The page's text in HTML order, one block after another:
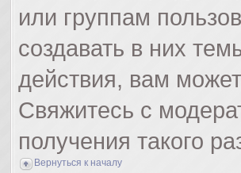
или группам
создавать в них
действия, вам
Свяжитесь с
получения такого
Вернуться к началу